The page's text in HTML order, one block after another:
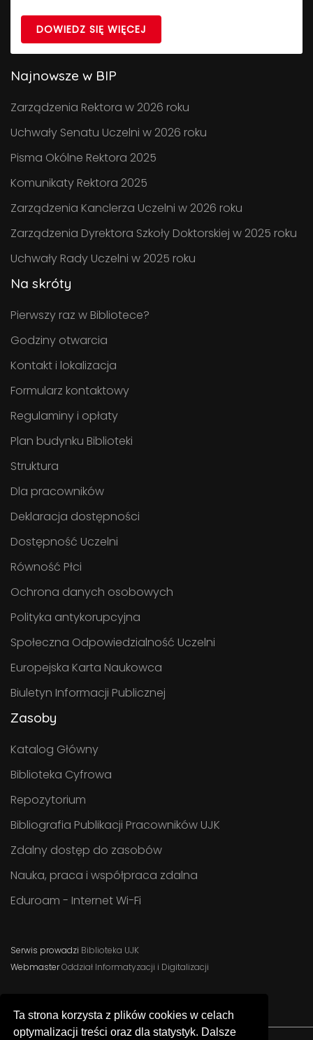
DOWIEDZ SIĘ WIĘCEJ
Najnowsze w BIP
Zarządzenia Rektora w 2026 roku
Uchwały Senatu Uczelni w 2026 roku
Pisma Okólne Rektora 2025
Komunikaty Rektora 2025
Zarządzenia Kanclerza Uczelni w 2026 roku
Zarządzenia Dyrektora Szkoły Doktorskiej w 2025 roku
Uchwały Rady Uczelni w 2025 roku
Na skróty
Pierwszy raz w Bibliotece?
Godziny otwarcia
Kontakt i lokalizacja
Formularz kontaktowy
Regulaminy i opłaty
Plan budynku Biblioteki
Struktura
Dla pracowników
Deklaracja dostępności
Dostępność Uczelni
Równość Płci
Ochrona danych osobowych
Polityka antykorupcyjna
Społeczna Odpowiedzialność Uczelni
Europejska Karta Naukowca
Biuletyn Informacji Publicznej
Zasoby
Katalog Główny
Biblioteka Cyfrowa
Repozytorium
Bibliografia Publikacji Pracowników UJK
Zdalny dostęp do zasobów
Nauka, praca i współpraca zdalna
Eduroam - Internet Wi-Fi
Serwis prowadzi Biblioteka UJK
WebmasterOddział Informatyzacji i Digitalizacji
Ta strona korzysta z plików cookies w celach
optymalizacji treści oraz dla statystyk. Dalsze